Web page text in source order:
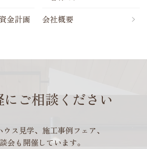
金計画
会社概要
にご相談ください
ウス見学、施工事例フェア、
会も開催しています。